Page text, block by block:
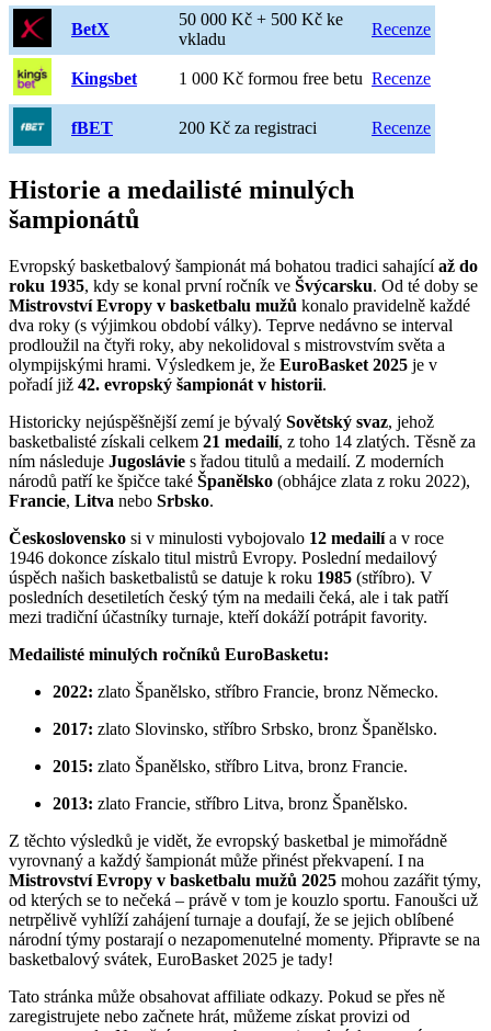
BetX
50 000 Kč + 500 Kč ke
vkladu
Recenze
Kingsbet 1 000 Kč formou free betu Recenze
fBET 200 Kč za registraci Recenze
Historie a medailisté minulých
šampionátů
Evropský basketbalový šampionát má bohatou tradici sahajícíaž do
roku 1935, kdy se konal první ročník ve Švýcarsku. Od té doby se
Mistrovství Evropy v basketbalu mužů konalo pravidelně každé
dva roky (s výjimkou období války). Teprve nedávno se interval
prodloužil na čtyři roky, aby nekolidoval s mistrovstvím světa a
olympijskými hrami. Výsledkem je, že EuroBasket 2025 je v
pořadí již 42. evropský šampionát v historii.
Historicky nejúspěšnější zemí je bývalý Sovětský svaz, jehož
basketbalisté získali celkem 21 medailí, z toho 14 zlatých. Těsně za
ním následuje Jugoslávie s řadou titulů a medailí. Z moderních
národů patří ke špičce také Španělsko (obhájce zlata z roku 2022),
Francie, Litva nebo Srbsko.
Československo si v minulosti vybojovalo 12 medailía v roce
1946 dokonce získalo titul mistrů Evropy. Poslední medailový
úspěch našich basketbalistů se datuje k roku 1985 (stříbro). V
posledních desetiletích český tým na medaili čeká, ale i tak patří
mezi tradiční účastníky turnaje, kteří dokáží potrápit favority.
Medailisté minulých ročníků EuroBasketu:
2022: zlato Španělsko, stříbro Francie, bronz Německo.
2017: zlato Slovinsko, stříbro Srbsko, bronz Španělsko.
2015: zlato Španělsko, stříbro Litva, bronz Francie.
2013: zlato Francie, stříbro Litva, bronz Španělsko.
Z těchto výsledků je vidět, že evropský basketbal je mimořádně
vyrovnaný a každý šampionát může přinést překvapení. I na
Mistrovství Evropy v basketbalu mužů 2025 mohou zazářit týmy,
od kterých se to nečeká – právě v tom je kouzlo sportu. Fanoušci už
netrpělivě vyhlíží zahájení turnaje a doufají, že se jejich oblíbené
národní týmy postarají o nezapomenutelné momenty. Připravte se na
basketbalový svátek, EuroBasket 2025 je tady!
Tato stránka může obsahovat affiliate odkazy. Pokud se přes ně
zaregistrujete nebo začnete hrát, můžeme získat provizi od